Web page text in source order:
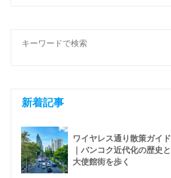
新着記事
ワイヤレス通り散策ガイド
｜バンコク近代化の歴史と
大使館街を歩く